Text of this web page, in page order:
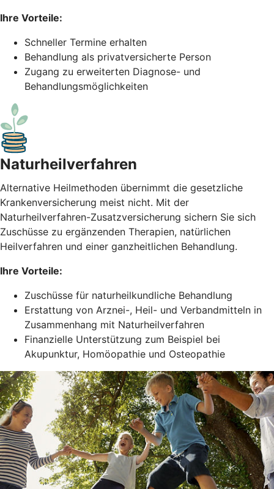
Ihre Vorteile:
Schneller Termine erhalten
Behandlung als privatversicherte Person
Zugang zu erweiterten Diagnose- und
Behandlungsmöglichkeiten
Naturheil­verfahren
Alternative Heilmethoden übernimmt die gesetzliche
Krankenversicherung meist nicht. Mit der
Naturheilverfahren-Zusatzversicherung sichern Sie sich
Zuschüsse zu ergänzenden Therapien, natürlichen
Heilverfahren und einer ganzheitlichen Behandlung.
Ihre Vorteile:
Zuschüsse für naturheilkundliche Behandlung
Erstattung von Arznei-, Heil- und Verbandmitteln in
Zusammenhang mit Naturheilverfahren
Finanzielle Unterstützung zum Beispiel bei
Akupunktur, Homöopathie und Osteopathie